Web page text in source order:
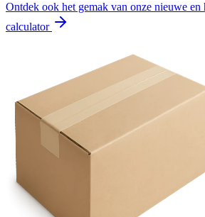
Ontdek ook het gemak van onze nieuwe en
calculator